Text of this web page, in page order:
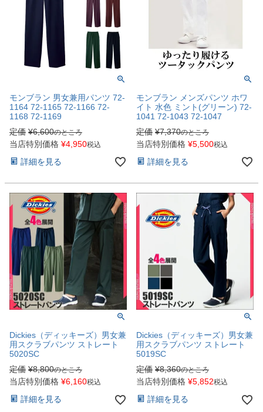
モンブラン 男女兼用パンツ 72-
1164 72-1165 72-1166 72-
1168 72-1169
定価 ¥6,600のところ
当店特別価格 ¥4,950税込
詳細を見る
モンブラン メンズパンツ ホワ
イト 水色 ミント(グリーン) 72-
1041 72-1043 72-1047
定価 ¥7,370のところ
当店特別価格 ¥5,500税込
詳細を見る
Dickies（ディッキーズ）男女兼
用スクラブパンツ ストレート
5020SC
定価 ¥8,800のところ
当店特別価格 ¥6,160税込
詳細を見る
Dickies（ディッキーズ）男女兼
用スクラブパンツ ストレート
5019SC
定価 ¥8,360のところ
当店特別価格 ¥5,852税込
詳細を見る